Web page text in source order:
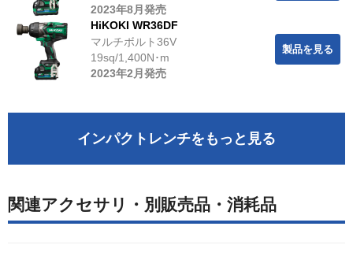
2023年8月発売
HiKOKI WR36DF
マルチボルト36V
19sq/1,400N･m
2023年2月発売
製品を見る
インパクトレンチをもっと見る
関連アクセサリ・別販売品・消耗品